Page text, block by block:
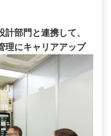
部門と連携して、
理にキャリアアップ